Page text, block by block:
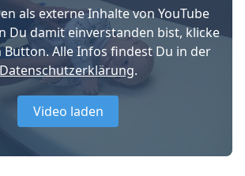
als externe Inhalte von YouTube
Du damit einverstanden bist, klicke
Alle Infos findest Du in der
Datenschutzerklärung.
Video laden